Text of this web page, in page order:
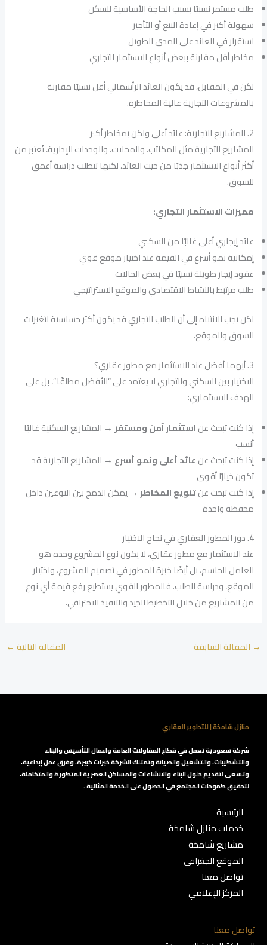
طلب مستمر نسبيًا بسبب الحاجة الأساسية للسكن
سهولة أكبر في إعادة البيع أو التأجير
استقرار في العائد على المدى الطويل
مخاطر أقل مقارنة ببعض أنواع الاستثمار التجاري
لكن في المقابل، قد يكون العائد الرأسمالي أقل نسبيًا مقارنة
بالمشروعات التجارية عالية المخاطرة.
2. المشاريع التجارية: عائد أعلى ولكن بمخاطر أكبر
المشاريع التجارية مثل المكاتب، والمحلات، والوحدات الإدارية، تُعتبر من
أكثر أنواع الاستثمار جذبًا من حيث العائد، لكنها تتطلب دراسة أعمق
للسوق.
مميزات الاستثمار التجاري:
عائد إيجاري أعلى غالبًا من السكني
إمكانية نمو أسرع في القيمة عند اختيار موقع قوي
عقود إيجار طويلة نسبيًا في بعض الحالات
طلب مرتبط بالنشاط الاقتصادي والموقع الاستراتيجي
لكن يجب الانتباه إلى أن الطلب التجاري قد يكون أكثر حساسية لتغيرات
السوق والموقع.
3. أيهما أفضل عند الاستثمار مع مطور عقاري؟
الاختيار بين السكني والتجاري لا يعتمد على “الأفضل مطلقًا”، بل على
الهدف الاستثماري:
إذا كنت تبحث عناستثمار آمن ومستقر → المشاريع السكنية غالبًا
أنسب
إذا كنت تبحث عنعائد أعلى ونمو أسرع → المشاريع التجارية قد
تكون خيارًا أقوى
إذا كنت تبحث عنتنويع المخاطر → يمكن الدمج بين النوعين داخل
محفظة واحدة
4. دور المطور العقاري في نجاح الاختيار
عند الاستثمار مع مطور عقاري، لا يكون نوع المشروع وحده هو
العامل الحاسم، بل أيضًا خبرة المطور في تصميم المشروع، واختيار
الموقع، ودراسة الطلب. فالمطور القوي يستطيع رفع قيمة أي نوع
من المشاريع من خلال التخطيط الجيد والتنفيذ الاحترافي.
→ المقالة السابقة المقالة التالية ←
منازل شامخة | للتطوير العقاري
شركة سعودية تعمل في قطاع المقاولات العامة واعمال التأسيس والبناء
والتشطيبات، والتشغيل والصيانة وتمتلك الشركة خبرات كبيرة، وفرق عمل إبداعية،
وتسعى لتقديم حلول البناء والانشاءات والمساكن العصرية المتطورة والمتكاملة،
لتحقيق طموحات المجتمع في الحصول على الخدمة المثالية .
الرئيسية
خدمات منازل شامخة
مشاريع شامخة
الموقع الجغرافي
تواصل معنا
المركز الإعلامي
تواصل معنا